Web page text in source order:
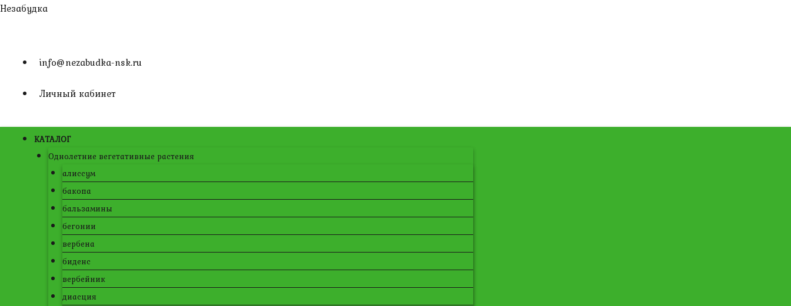
Перейти
Незабудка
info@nezabudka-nsk.ru
Личный кабинет
КАТАЛОГ
Однолетние вегетативные растения
алиссум
бакопа
бальзамины
бегонии
вербена
биденс
вербейник
диасция